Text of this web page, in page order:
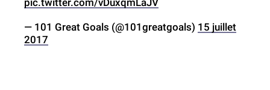
— 101 Great Goals (@101greatgoals) 15 juillet
2017